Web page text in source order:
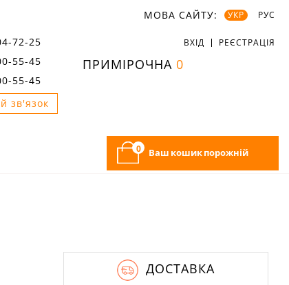
МОВА САЙТУ: УКР РУС
72-25
55-45
55-45
зв'язок
ВХІД РЕЄСТРАЦІЯ
ПРИМІРОЧНА 0
0 Ваш кошик порожній
ДОСТАВКА